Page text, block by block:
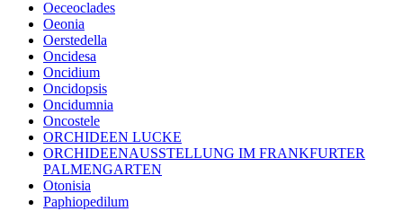
Oeceoclades
Oeonia
Oerstedella
Oncidesa
Oncidium
Oncidopsis
Oncidumnia
Oncostele
ORCHIDEEN LUCKE
ORCHIDEENAUSSTELLUNG IM FRANKFURTER
PALMENGARTEN
Otonisia
Paphiopedilum